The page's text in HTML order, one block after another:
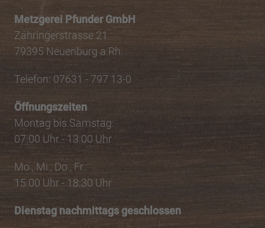
Metzgerei Pfunder GmbH
Zähringerstrasse 21
79395 Neuenburg a.Rh.
Telefon: 07631 - 797 13-0
Öffnungszeiten
Montag bis Samstag:
07:00 Uhr - 13:00 Uhr
Mo., Mi., Do., Fr.:
15:00 Uhr - 18:30 Uhr
Dienstag nachmittags geschlossen